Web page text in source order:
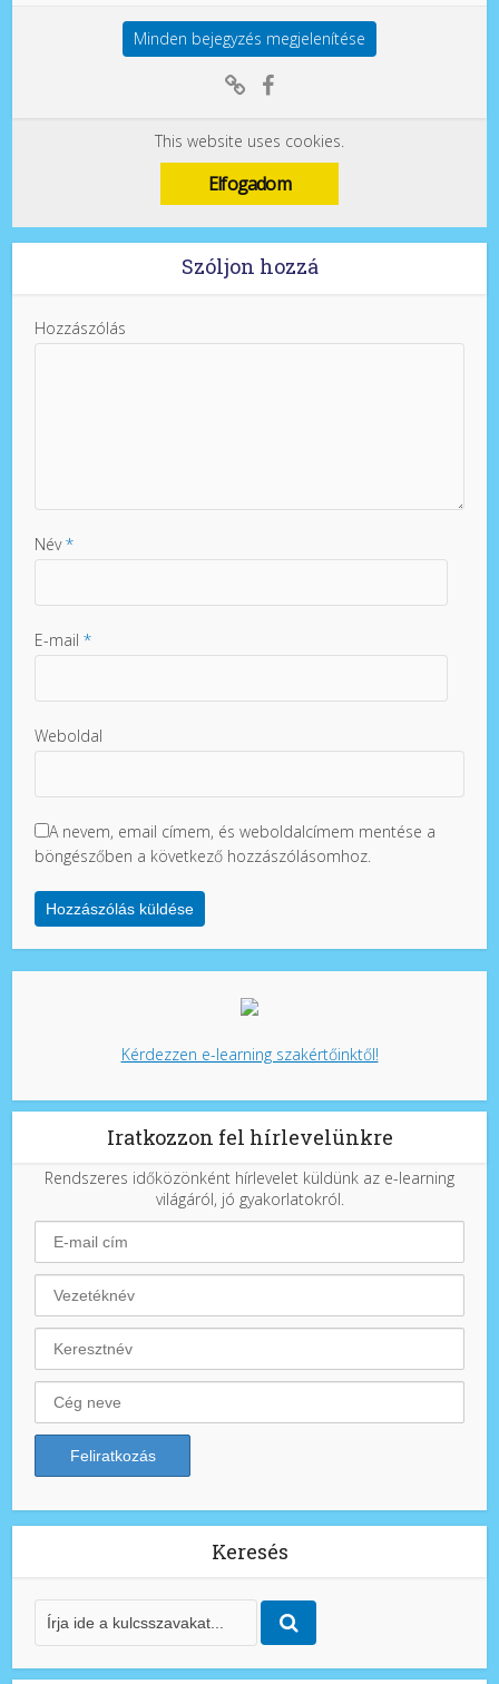
Minden bejegyzés megjelenítése
This website uses cookies.
Elfogadom
Szóljon hozzá
Hozzászólás
Név*
E-mail *
Weboldal
A nevem, email címem, és weboldalcímem mentése a
böngészőben a következő hozzászólásomhoz.
Kérdezzen e-learning szakértőinktől!
Iratkozzon fel hírlevelünkre
Rendszeres időközönként hírlevelet küldünk az e-learning
világáról, jó gyakorlatokról.
Keresés